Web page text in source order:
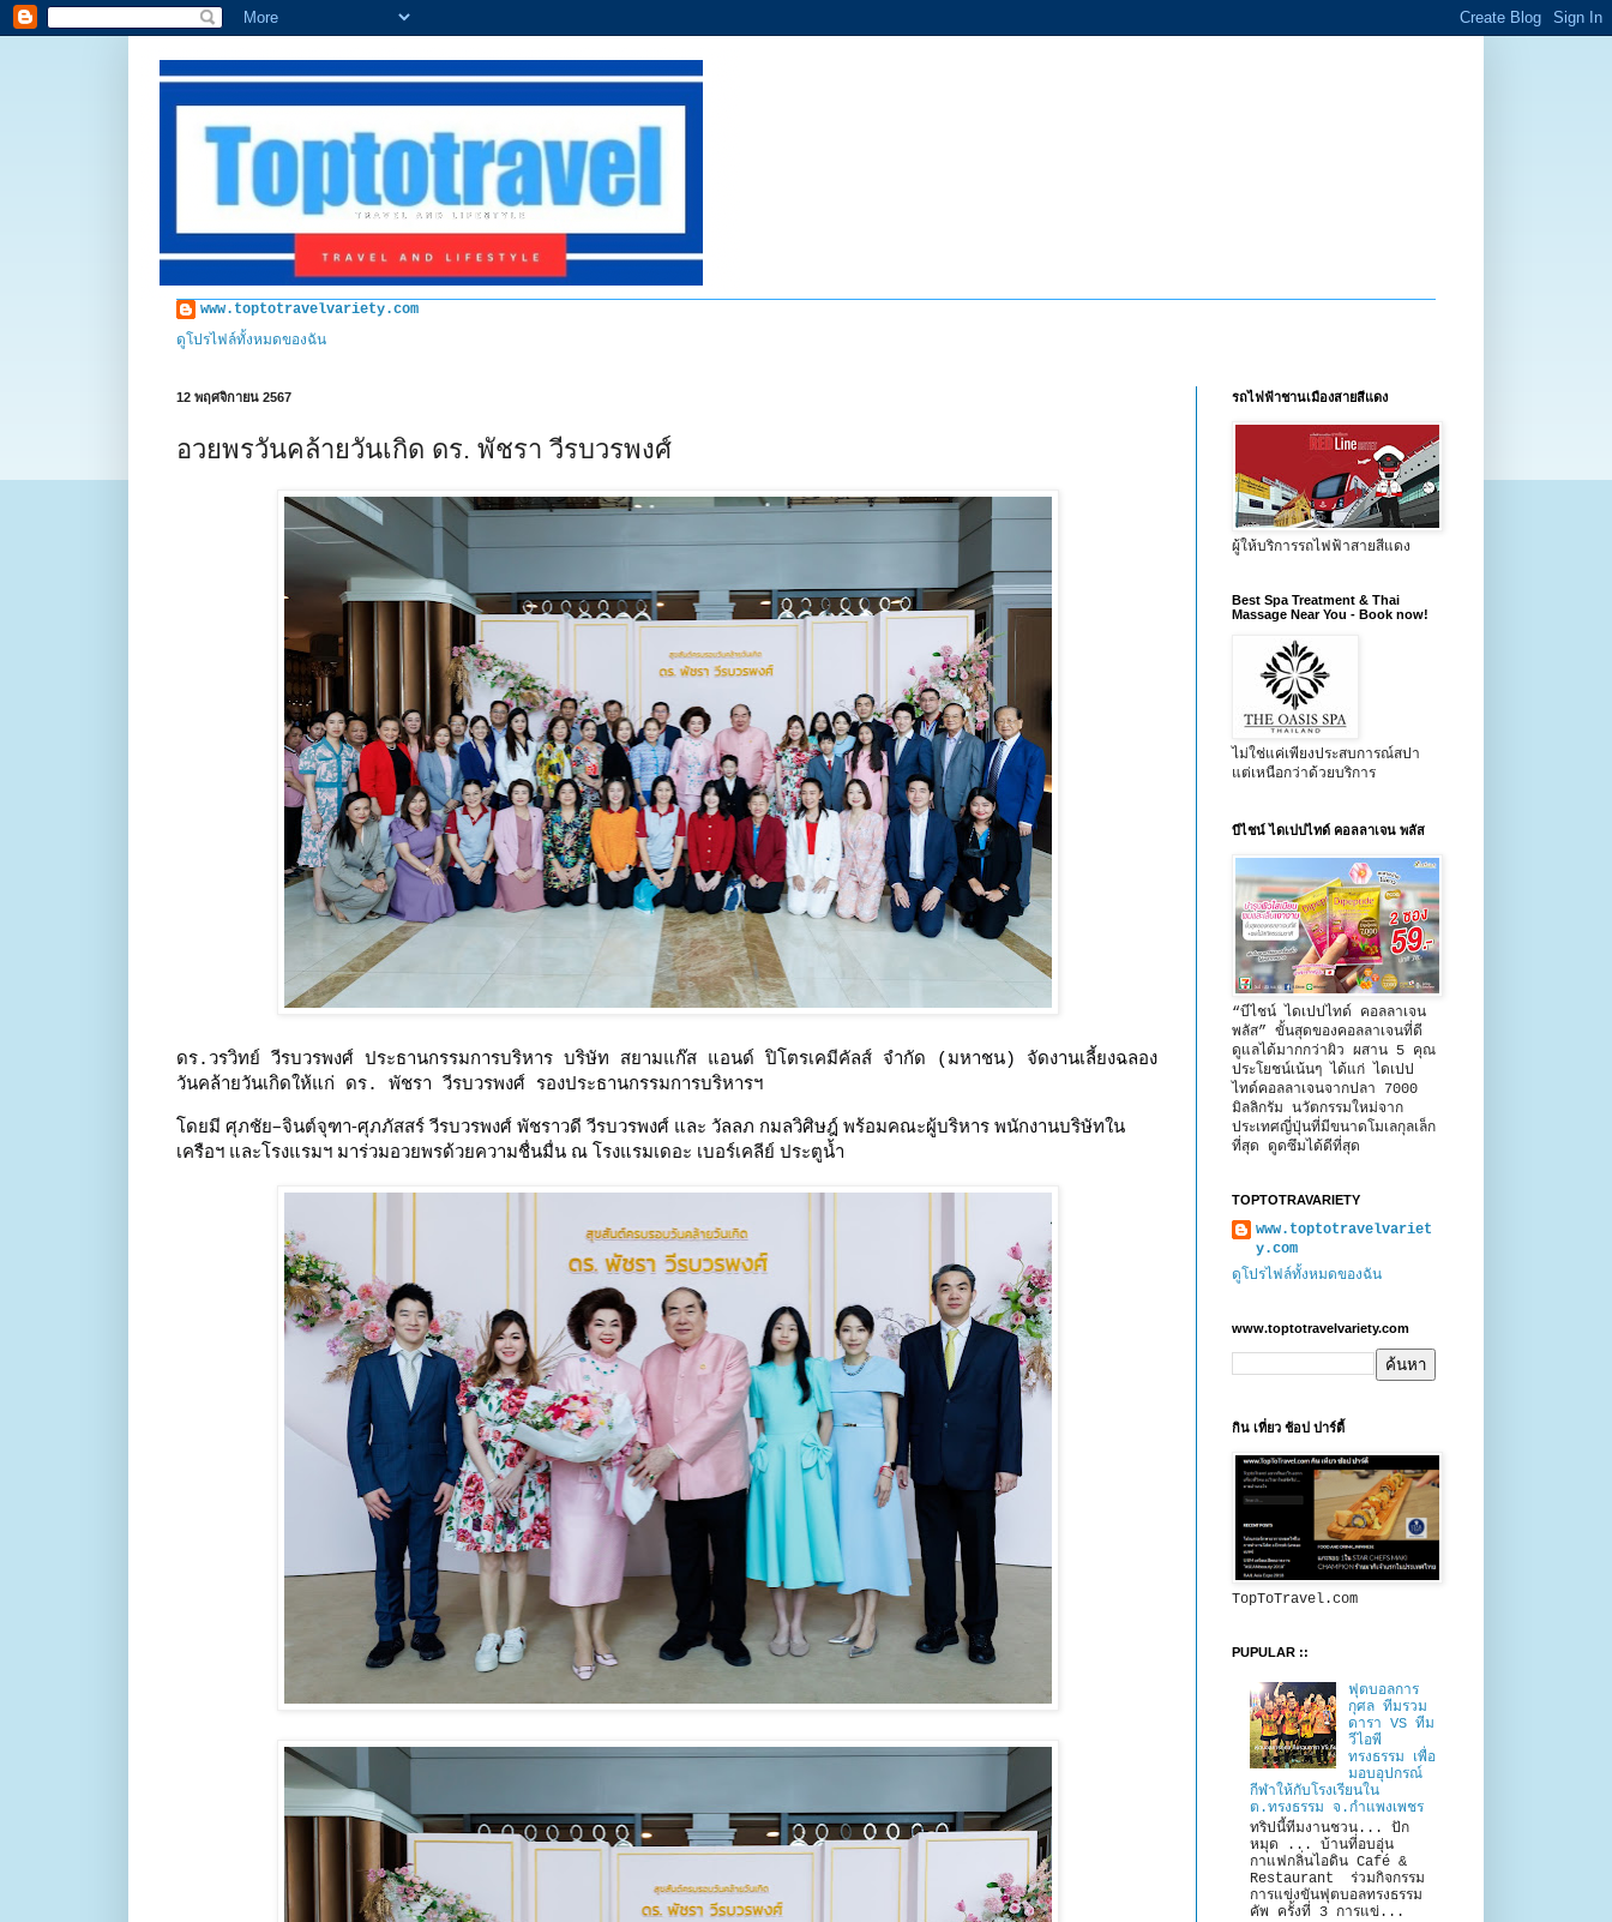
www.toptotravelvariety.com
ดูโปรไฟล์ทั้งหมดของฉัน
12 พฤศจิกายน 2567
อวยพรวันคล้ายวันเกิด ดร. พัชรา วีรบวรพงศ์
ดร.วรวิทย์ วีรบวรพงศ์ ประธานกรรมการบริหาร บริษัท สยามแก๊ส แอนด์ ปิโตรเคมีคัลส์ จำกัด (มหาชน) จัดงานเลี้ยงฉลอง
วันคล้ายวันเกิดให้แก่ ดร. พัชรา วีรบวรพงศ์ รองประธานกรรมการบริหารฯ
โดยมี ศุภชัย–จินต์จุฑา-ศุภภัสสร์ วีรบวรพงศ์ พัชราวดี วีรบวรพงศ์ และ วัลลภ กมลวิศิษฎ์ พร้อมคณะผู้บริหาร พนักงานบริษัทใน
เครือฯ และโรงแรมฯ มาร่วมอวยพรด้วยความชื่นมื่น ณ โรงแรมเดอะ เบอร์เคลีย์ ประตูน้ำ
รถไฟฟ้าชานเมืองสายสีแดง
ผู้ให้บริการรถไฟฟ้าสายสีแดง
Best Spa Treatment & Thai
Massage Near You - Book now!
ไม่ใช่แค่เพียงประสบการณ์สปา
แต่เหนือกว่าด้วยบริการ
บีไชน์ ไดเปปไทด์ คอลลาเจน พลัส
“บีไชน์ ไดเปปไทด์ คอลลาเจน
พลัส” ขั้นสุดของคอลลาเจนที่ดี
ดูแลได้มากกว่าผิว ผสาน 5 คุณ
ประโยชน์เน้นๆ ได้แก่ ไดเปป
ไทด์คอลลาเจนจากปลา 7000
มิลลิกรัม นวัตกรรมใหม่จาก
ประเทศญี่ปุ่นที่มีขนาดโมเลกุลเล็ก
ที่สุด ดูดซึมได้ดีที่สุด
TOPTOTRAVARIETY
www.toptotravelvariet
y.com
ดูโปรไฟล์ทั้งหมดของฉัน
www.toptotravelvariety.com
กิน เที่ยว ช้อป ปาร์ตี้
TopToTravel.com
PUPULAR ::
ฟุตบอลการ
กุศล ทีมรวม
ดารา VS ทีม
วีไอพี
ทรงธรรม เพื่อ
มอบอุปกรณ์
กีฬาให้กับโรงเรียนใน
ต.ทรงธรรม จ.กำแพงเพชร
ทริปนี้ทีมงานชวน... ปัก
หมุด ... บ้านที่อบอุ่น
กาแฟกลิ่นไอดิน Café &
Restaurant ร่วมกิจกรรม
การแข่งขันฟุตบอลทรงธรรม
คัพ ครั้งที่ 3 การแข่...